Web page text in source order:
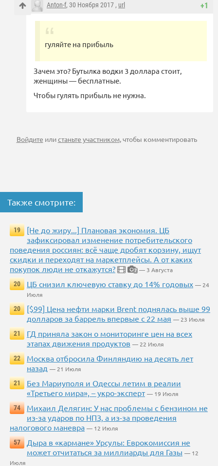
+1
Anton-f, 30 Ноября 2017 , url
гуляйте на прибыль
Зачем это? Бутылка водки 3 доллара стоит,
женщины — бесплатные.
Чтобы гулять прибыль не нужна.
Войдите илистаньте участником, чтобы комментировать
Также смотрите:
19
[Не до жиру...] Плановая экономия. ЦБ
зафиксировал изменение потребительского
поведения россиян: всё чаще дробят корзину, ищут
скидки и переходят на маркетплейсы. А от каких
покупок люди не откажутся?
7 — 3 Августа
20
ЦБ снизил ключевую ставку до 14% годовых — 24
Июля
20
[$99] Цена нефти марки Brent поднялась выше 99
долларов за баррель впервые с 22 мая — 23 Июля
21
ГД приняла закон о мониторинге цен на всех
этапах движения продуктов — 22 Июля
22
Москва отбросила Финляндию на десять лет
назад — 21 Июля
21
Без Мариуполя и Одессы летим в реалии
«Третьего мира», – укро-эксперт — 19 Июля
74
Михаил Делягин: У нас проблемы с бензином не
из-за ударов по НПЗ, а из-за проведения
налогового маневра — 12 Июля
57
Дыра в «кармане» Урсулы: Еврокомиссия не
может отчитаться за миллиарды для Газы — 12
Июля